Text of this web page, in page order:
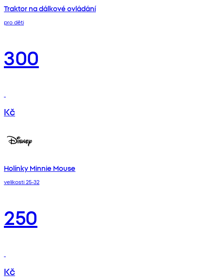
Traktor na dálkové ovládání
pro děti
300
Kč
Holínky Minnie Mouse
velikosti 25-32
250
Kč